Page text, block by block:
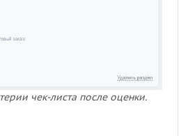
чек-листа после оценки.